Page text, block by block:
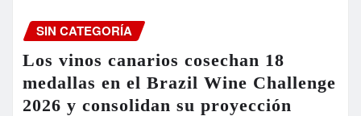
SIN CATEGORÍA
Los vinos canarios cosechan 18
medallas en el Brazil Wine Challenge
2026 y consolidan su proyección